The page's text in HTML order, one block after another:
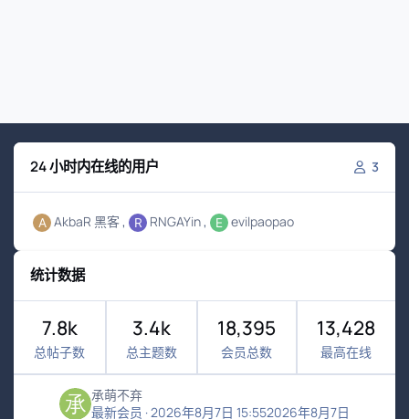
24 小时内在线的用户 3
AkbaR 黑客 RNGAYin evilpaopao
统计数据
7.8k
总帖子数
3.4k
总主题数
18,395
会员总数
13,428
最高在线
承萌不弃
最新会员 ·2026年8月7日 15:552026年8月7日